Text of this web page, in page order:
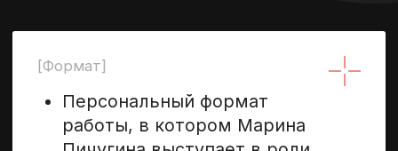
[Роль в проекте]
методология курса «Бизнес
делают системы
менеджмента».